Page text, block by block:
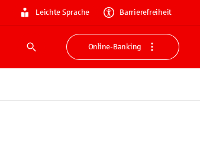
Leichte Sprache Barrierefreiheit
Suche
Online-Banking